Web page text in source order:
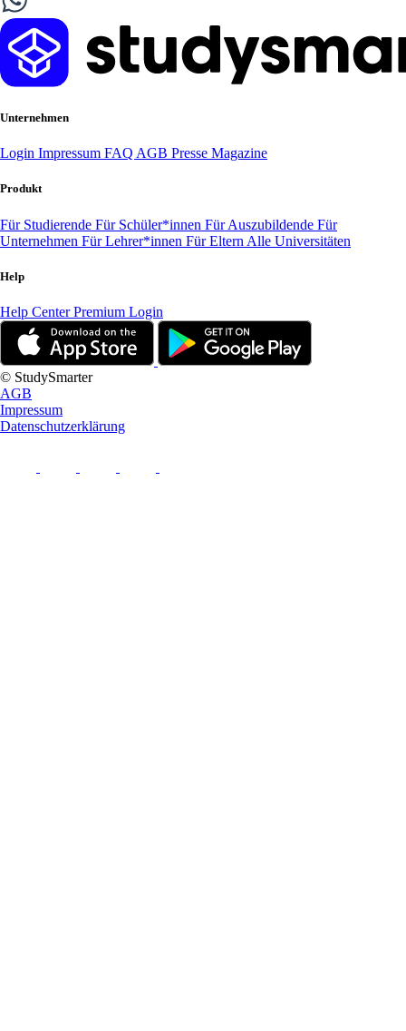
Unternehmen
Login Impressum FAQ AGB Presse Magazine
Produkt
Für Studierende Für Schüler*innen Für Auszubildende Für
Unternehmen Für Lehrer*innen Für Eltern Alle Universitäten
Help
Help CenterPremium Login
© StudySmarter
AGB
Impressum
Datenschutzerklärung